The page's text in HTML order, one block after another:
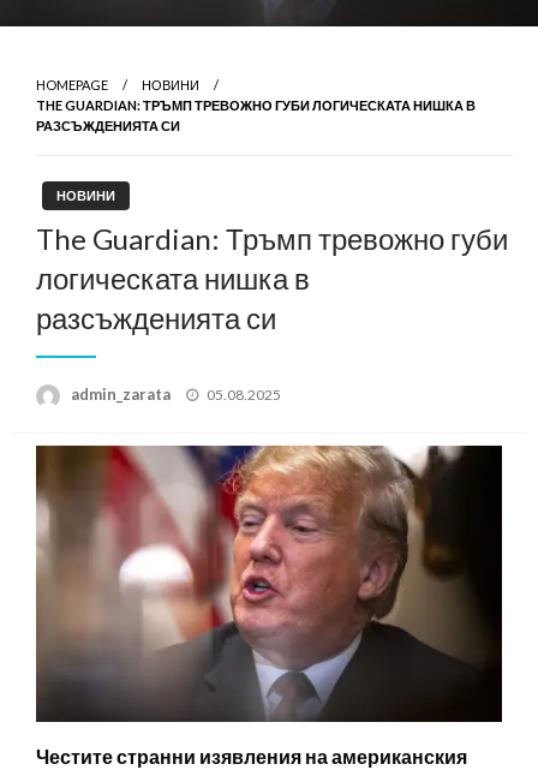
HOMEPAGE
НОВИНИ
THE GUARDIAN: ТРЪМП ТРЕВОЖНО ГУБИ ЛОГИЧЕСКАТА НИШКА В
РАЗСЪЖДЕНИЯТА СИ
НОВИНИ
The Guardian: Тръмп тревожно губи
логическата нишка в
разсъжденията си
admin_zarata
Posted
05.08.2025
Честите странни изявления на американския